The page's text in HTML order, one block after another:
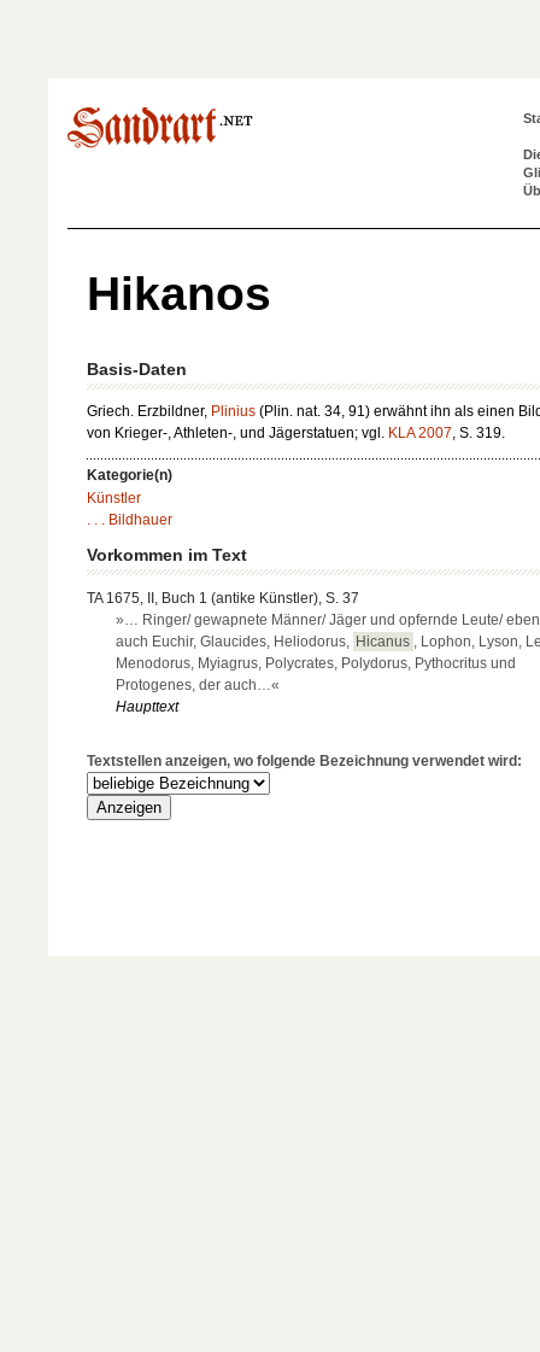
Hikanos
Basis-Daten
Griech. Erzbildner, Plinius (Plin. nat. 34, 91) erwähnt ihn als einen
von Krieger-, Athleten-, und Jägerstatuen; vgl. KLA 2007, S. 319.
Kategorie(n)
Künstler
. . . Bildhauer
Vorkommen im Text
TA 1675, II, Buch 1 (antike Künstler), S. 37
»… Ringer/ gewapnete Männer/ Jäger und opfernde Leute/
auch Euchir, Glaucides, Heliodorus,
Hicanus
, Lophon, Lyson,
Menodorus, Myiagrus, Polycrates, Polydorus, Pythocritus und
Protogenes, der auch…«
Haupttext
Textstellen anzeigen, wo folgende Bezeichnung verwendet wird: